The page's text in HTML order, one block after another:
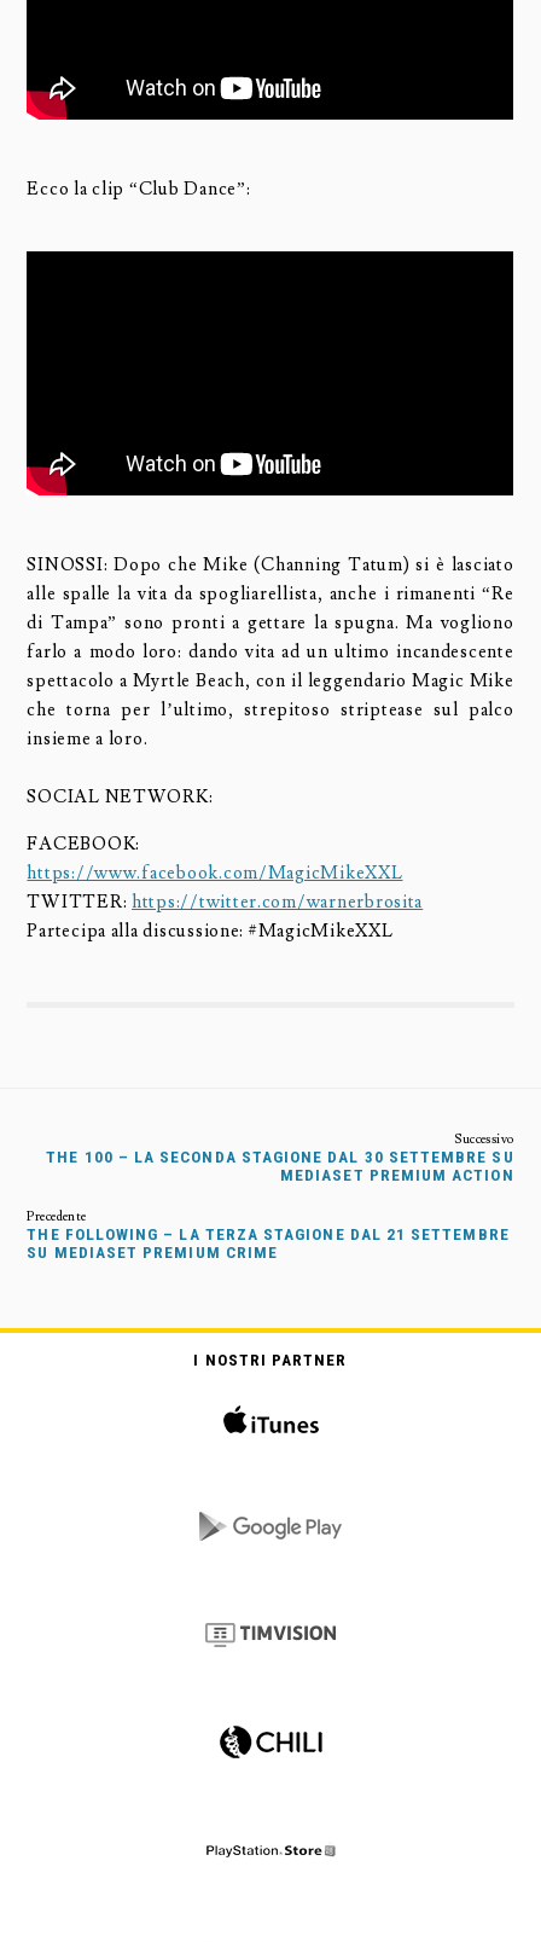
Ecco la clip “Club Dance”:
SINOSSI: Dopo che Mike (Channing Tatum) si è lasciato
alle spalle la vita da spogliarellista, anche i rimanenti “Re
di Tampa” sono pronti a gettare la spugna. Ma vogliono
farlo a modo loro: dando vita ad un ultimo incandescente
spettacolo a Myrtle Beach, con il leggendario Magic Mike
che torna per l’ultimo, strepitoso striptease sul palco
insieme a loro.
SOCIAL NETWORK:
FACEBOOK:
https://www.facebook.com/MagicMikeXXL
TWITTER:https://twitter.com/warnerbrosita
Partecipa alla discussione: #MagicMikeXXL
THE 100 – LA SECONDA STAGIONE DAL 30 SETTEMBRE SU
MEDIASET PREMIUM ACTION
THE FOLLOWING – LA TERZA STAGIONE DAL 21 SETTEMBRE
SU MEDIASET PREMIUM CRIME
I NOSTRI PARTNER